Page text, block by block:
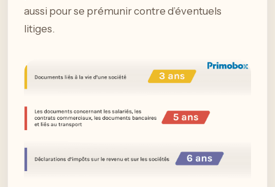
aussi pour se prémunir contre d’éventuels
litiges.